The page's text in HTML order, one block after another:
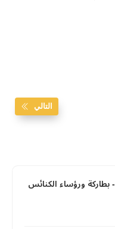
التالي
رسالة عيد القيامة 2026 - بطاركة ورؤساء الكنائس